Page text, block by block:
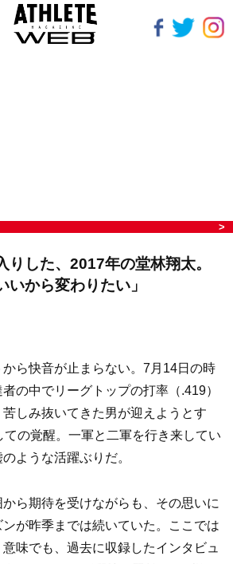
りした、2017年の堂林翔太。
いから変わりたい」
ら快音が止まらない。7月14日の時
の中でリーグトップの打率（.419）
しみ抜いてきた男が迎えようとす
ての覚醒。一軍と二軍を行き来してい
ような活躍ぶりだ。
ら期待を受けながらも、その思いに
が昨季までは続いていた。ここでは
味でも、過去に収録したインタビュ